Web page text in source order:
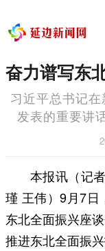
奋力谱写东
习近平总书记
发表的重要讲
本报讯（记
瑾 王伟）9月7日
东北全面振兴座
推进东北全面振